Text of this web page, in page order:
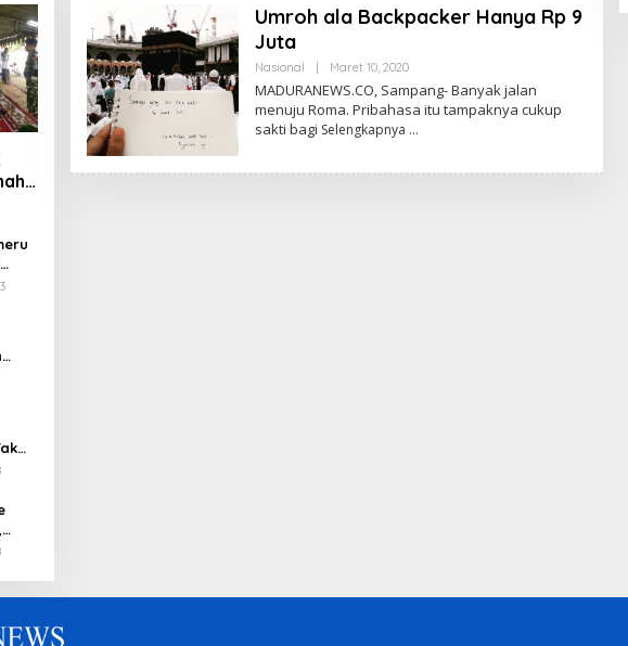
Umroh ala Backpacker Hanya Rp 9
Juta
Nasional | Maret 10, 2020Oleh
MADURANEWS.CO, Sampang- Banyak jalan
menuju Roma. Pribahasa itu tampaknya cukup
sakti bagi Selengkapnya